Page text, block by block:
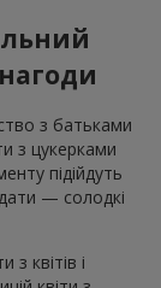
з батьками
з цукерками
підійдуть
— солодкі
квітів і